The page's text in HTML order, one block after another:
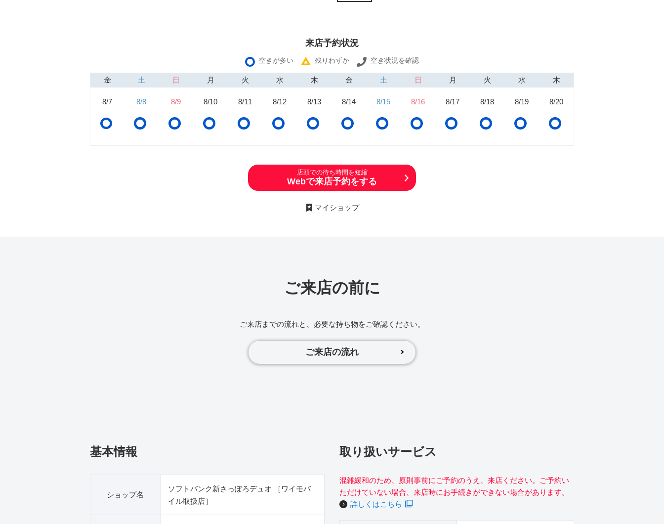
来店予約状況
空きが多い 残りわずか 空き状況を確認
金 土 日 月 火 水 木 金 土 日 月 火 水 木
8/7 8/8 8/9 8/10 8/11 8/12 8/13 8/14 8/15 8/16 8/17 8/18 8/19 8/20
店頭での待ち時間を短縮
Webで来店予約をする
マイショップ
ご来店の前に
ご来店までの流れと、必要な持ち物をご確認ください。
ご来店の流れ
基本情報
ショップ名
ソフトバンク新さっぽろデュオ ［ワイモバ
イル取扱店］
取り扱いサービス
混雑緩和のため、原則事前にご予約のうえ、来店ください。ご予約い
ただけていない場合、来店時にお手続きができない場合があります。
詳しくはこちら